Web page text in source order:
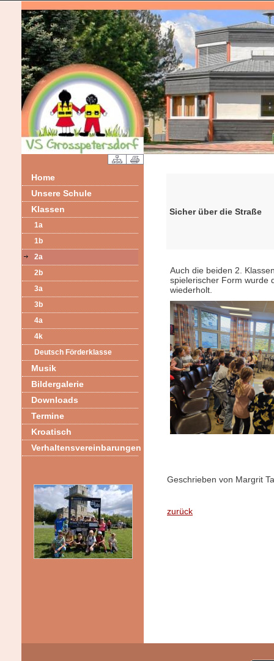
Home
Unsere Schule
Klassen
1a
1b
2a
2b
3a
3b
4a
4k
Deutsch Förderklasse
Musik
Bildergalerie
Downloads
Termine
Kroatisch
Verhaltensvereinbarungen
Sicher über die Straße
Auch die beiden 2.
spielerischer Form wurde
wiederholt.
Geschrieben von Margrit
zurück